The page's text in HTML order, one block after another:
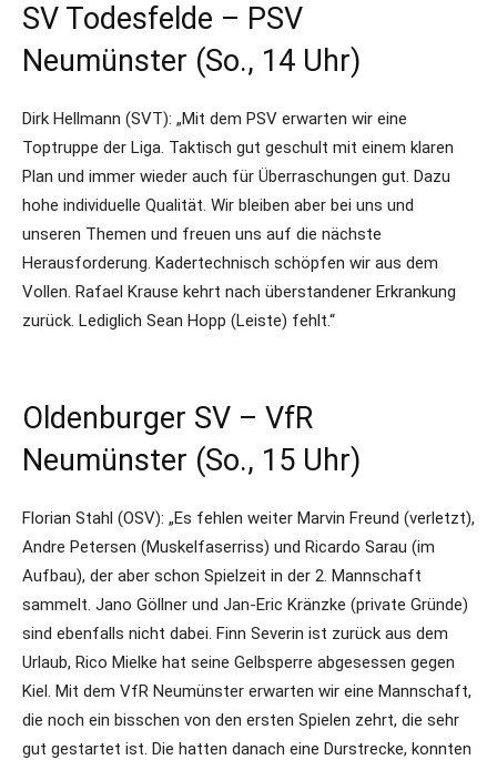
SV Todesfelde – PSV
Neumünster (So., 14 Uhr)
Dirk Hellmann (SVT): „Mit dem PSV erwarten wir eine
Toptruppe der Liga. Taktisch gut geschult mit einem klaren
Plan und immer wieder auch für Überraschungen gut. Dazu
hohe individuelle Qualität. Wir bleiben aber bei uns und
unseren Themen und freuen uns auf die nächste
Herausforderung. Kadertechnisch schöpfen wir aus dem
Vollen. Rafael Krause kehrt nach überstandener Erkrankung
zurück. Lediglich Sean Hopp (Leiste) fehlt.“
Oldenburger SV – VfR
Neumünster (So., 15 Uhr)
Florian Stahl (OSV): „Es fehlen weiter Marvin Freund (verletzt),
Andre Petersen (Muskelfaserriss) und Ricardo Sarau (im
Aufbau), der aber schon Spielzeit in der 2. Mannschaft
sammelt. Jano Göllner und Jan-Eric Kränzke (private Gründe)
sind ebenfalls nicht dabei. Finn Severin ist zurück aus dem
Urlaub, Rico Mielke hat seine Gelbsperre abgesessen gegen
Kiel. Mit dem VfR Neumünster erwarten wir eine Mannschaft,
die noch ein bisschen von den ersten Spielen zehrt, die sehr
gut gestartet ist. Die hatten danach eine Durstrecke, konnten